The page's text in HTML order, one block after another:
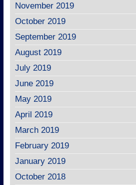
November 2019
October 2019
September 2019
August 2019
July 2019
June 2019
May 2019
April 2019
March 2019
February 2019
January 2019
October 2018